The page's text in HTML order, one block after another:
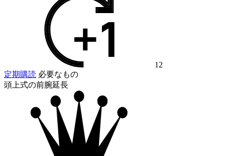
12
定期購読 必要なもの
頭上式の前腕延長